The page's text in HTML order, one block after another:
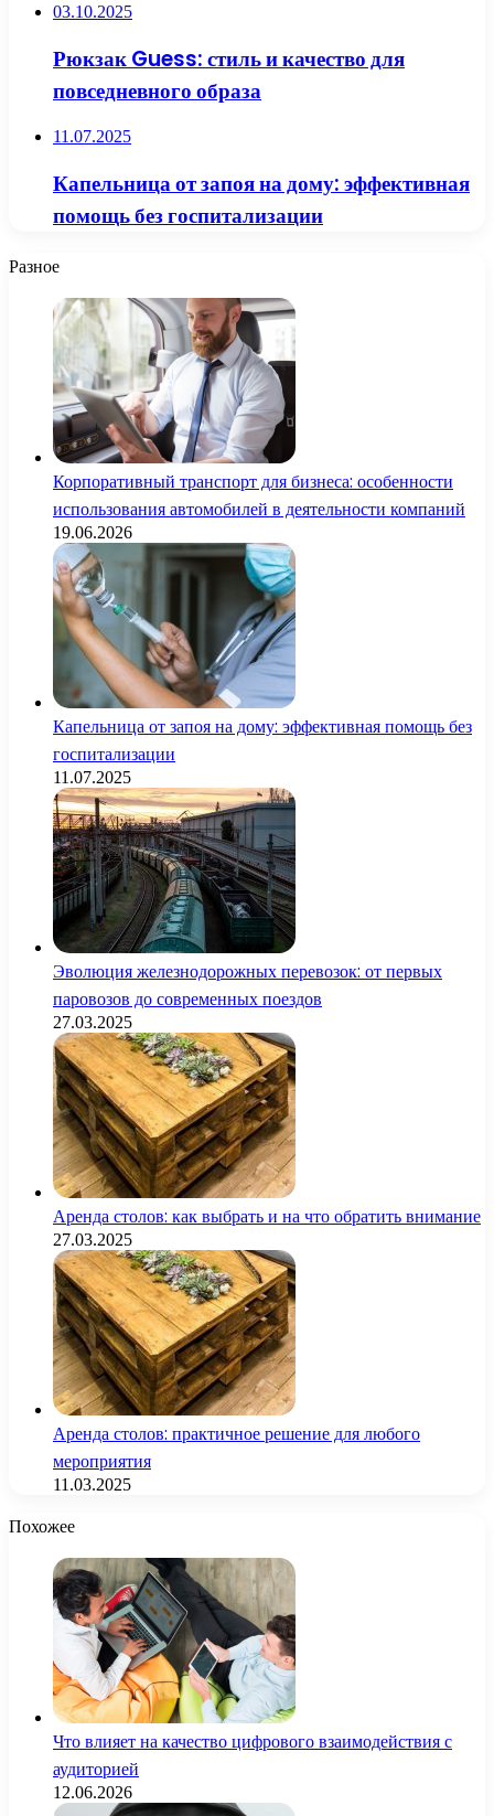
03.10.2025
Рюкзак Guess: стиль и качество для
повседневного образа
11.07.2025
Капельница от запоя на дому: эффективная
помощь без госпитализации
Разное
Корпоративный транспорт для бизнеса: особенности
использования автомобилей в деятельности компаний
19.06.2026
Капельница от запоя на дому: эффективная помощь без
госпитализации
11.07.2025
Эволюция железнодорожных перевозок: от первых
паровозов до современных поездов
27.03.2025
Аренда столов: как выбрать и на что обратить внимание
27.03.2025
Аренда столов: практичное решение для любого
мероприятия
11.03.2025
Похожее
Что влияет на качество цифрового взаимодействия с
аудиторией
12.06.2026